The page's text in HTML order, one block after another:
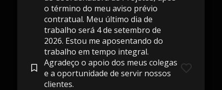
o término do meu aviso prévio
contratual. Meu último dia de
trabalho será 4 de setembro de
2026. Estou me aposentando do
trabalho em tempo integral.
Agradeço o apoio dos meus colegas
e a oportunidade de servir nossos
clientes.